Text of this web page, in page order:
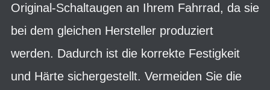
Original-Schaltaugen an Ihrem Fahrrad, da sie
bei dem gleichen Hersteller produziert
werden. Dadurch ist die korrekte Festigkeit
und Härte sichergestellt. Vermeiden Sie die